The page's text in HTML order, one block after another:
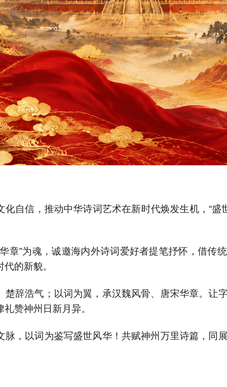
化自信，推动中华诗词艺术在新时代焕发生机，“盛
章”为魂，诚邀海内外诗词爱好者提笔抒怀，借传
的新貌。
楚辞浩气；以词为翼，承汉魏风骨、唐宋华章。让
赞神州日新月异。
脉，以词为鉴写盛世风华！共赋神州万里诗篇，同